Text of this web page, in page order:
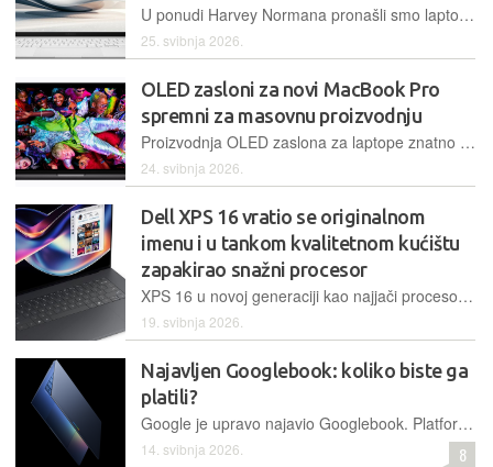
U ponudi Harvey Normana pronašli smo laptop idealan za one koji žele lagani, kompaktan uređaj solidnih specifikacija, napravljen od premium materijala
25. svibnja 2026.
OLED zasloni za novi MacBook Pro
spremni za masovnu proizvodnju
Proizvodnja OLED zaslona za laptope znatno je složenija nego za mobitele, ponajviše zbog većih dimenzija i viših zahtjeva za kvalitetom prikaza
24. svibnja 2026.
Dell XPS 16 vratio se originalnom
imenu i u tankom kvalitetnom kućištu
zapakirao snažni procesor
XPS 16 u novoj generaciji kao najjači procesor u ponudi ima Core Ultra X7 385H koji dolazi sa snažnom integriranom grafičkom karticom. Uz to je Dell ponudio kvalitetnu izradu i mogućnost OLED ekrana kojeg zasada nismo našli u domaćim trgovinama
19. svibnja 2026.
Najavljen Googlebook: koliko biste ga
platili?
Google je upravo najavio Googlebook. Platforma bazirana na Androidu, s Geminijem, Google Play Storeom i partnerima kao što su Dell, HP, Lenovo, Acer i Asus. Prvi modeli dolaze u jesen. Cijena nije objavljena a o tome najviše ovisi koliko će biti uspješan na tržištu
14. svibnja 2026. 8